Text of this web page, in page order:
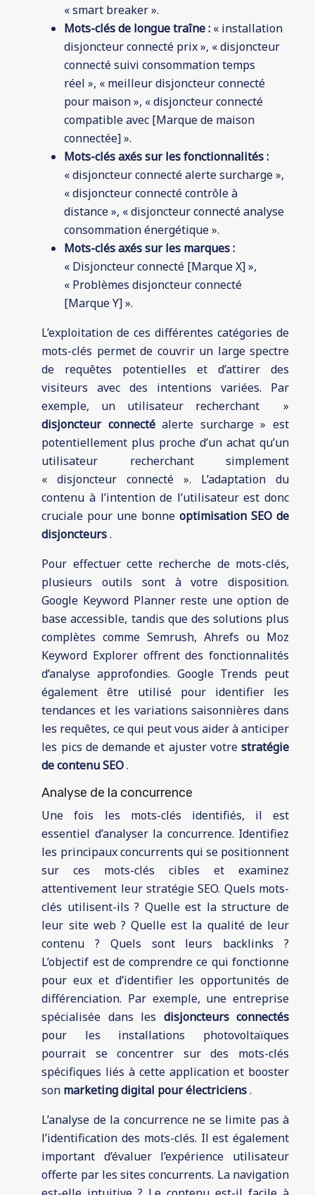
« smart breaker ».
Mots-clés de longue traîne : « installation
disjoncteur connecté prix », « disjoncteur
connecté suivi consommation temps
réel », « meilleur disjoncteur connecté
pour maison », « disjoncteur connecté
compatible avec [Marque de maison
connectée] ».
Mots-clés axés sur les fonctionnalités :
« disjoncteur connecté alerte surcharge »,
« disjoncteur connecté contrôle à
distance », « disjoncteur connecté analyse
consommation énergétique ».
Mots-clés axés sur les marques :
« Disjoncteur connecté [Marque X] »,
« Problèmes disjoncteur connecté
[Marque Y] ».
L’exploitation de ces différentes catégories de
mots-clés permet de couvrir un large spectre
de requêtes potentielles et d’attirer des
visiteurs avec des intentions variées. Par
exemple, un utilisateur recherchant »
disjoncteur connectéalerte surcharge » est
potentiellement plus proche d’un achat qu’un
utilisateur recherchant simplement
« disjoncteur connecté ». L’adaptation du
contenu à l’intention de l’utilisateur est donc
cruciale pour une bonneoptimisation SEO de
disjoncteurs.
Pour effectuer cette recherche de mots-clés,
plusieurs outils sont à votre disposition.
Google Keyword Planner reste une option de
base accessible, tandis que des solutions plus
complètes comme Semrush, Ahrefs ou Moz
Keyword Explorer offrent des fonctionnalités
d’analyse approfondies. Google Trends peut
également être utilisé pour identifier les
tendances et les variations saisonnières dans
les requêtes, ce qui peut vous aider à anticiper
les pics de demande et ajuster votre stratégie
de contenu SEO.
Analyse de la concurrence
Une fois les mots-clés identifiés, il est
essentiel d’analyser la concurrence. Identifiez
les principaux concurrents qui se positionnent
sur ces mots-clés cibles et examinez
attentivement leur stratégie SEO. Quels mots-
clés utilisent-ils ? Quelle est la structure de
leur site web ? Quelle est la qualité de leur
contenu ? Quels sont leurs backlinks ?
L’objectif est de comprendre ce qui fonctionne
pour eux et d’identifier les opportunités de
différenciation. Par exemple, une entreprise
spécialisée dans les disjoncteurs connectés
pour les installations photovoltaïques
pourrait se concentrer sur des mots-clés
spécifiques liés à cette application et booster
son marketing digital pour électriciens.
L’analyse de la concurrence ne se limite pas à
l’identification des mots-clés. Il est également
important d’évaluer l’expérience utilisateur
offerte par les sites concurrents. La navigation